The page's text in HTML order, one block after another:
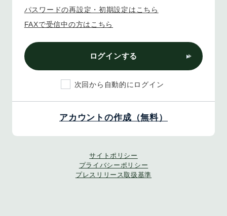
パスワードの再設定・初期設定はこちら
FAXで受信中の方はこちら
ログインする
次回から自動的にログイン
アカウントの作成（無料）
サイトポリシー
プライバシーポリシー
プレスリリース取扱基準